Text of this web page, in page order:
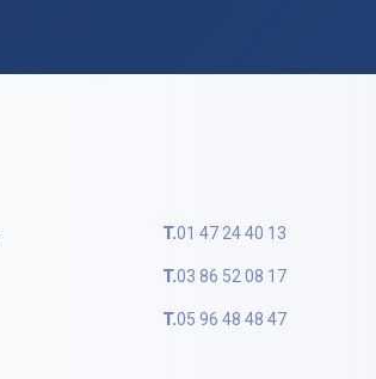
T.01 47 24 40 13
T.03 86 52 08 17
T.05 96 48 48 47